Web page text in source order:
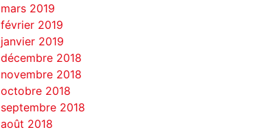
mars 2019
février 2019
janvier 2019
décembre 2018
novembre 2018
octobre 2018
septembre 2018
août 2018